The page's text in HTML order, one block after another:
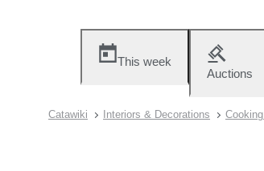
This week
Auctions
Catawiki Interiors & Decorations